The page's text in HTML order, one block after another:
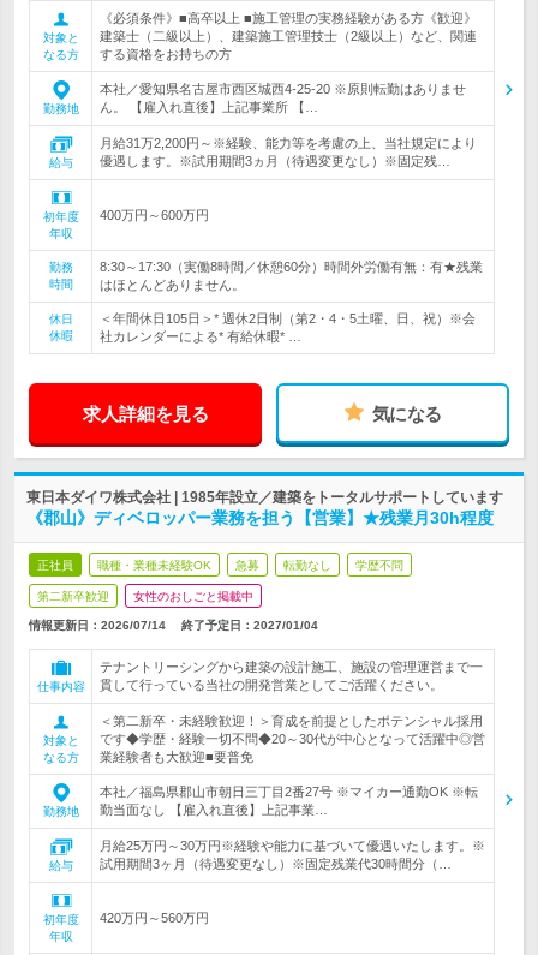
対象と
なる方
《必須条件》■高卒以上 ■施工管理の実務経験がある方《歓迎》
建築士（二級以上）、建築施工管理技士（2級以上）など、関連
する資格をお持ちの方
勤務地
本社／愛知県名古屋市西区城西4-25-20 ※原則転勤はありませ
ん。 【雇入れ直後】上記事業所 【…
給与
月給31万2,200円～※経験、能力等を考慮の上、当社規定により
優遇します。※試用期間3ヵ月（待遇変更なし）※固定残…
初年度
年収
400万円～600万円
勤務
時間
8:30～17:30（実働8時間／休憩60分）時間外労働有無：有★残業
はほとんどありません。
休日
休暇
＜年間休日105日＞* 週休2日制（第2・4・5土曜、日、祝）※会
社カレンダーによる* 有給休暇* …
求人詳細を見る 気になる
東日本ダイワ株式会社 | 1985年設立／建築をトータルサポートしています
《郡山》ディベロッパー業務を担う【営業】★残業月30h程度
正社員 職種・業種未経験OK 急募 転勤なし 学歴不問
第二新卒歓迎 女性のおしごと掲載中
情報更新日：2026/07/14 終了予定日： 2027/01/04
仕事内容
テナントリーシングから建築の設計施工、施設の管理運営まで一
貫して行っている当社の開発営業としてご活躍ください。
対象と
なる方
＜第二新卒・未経験歓迎！＞育成を前提としたポテンシャル採用
です◆学歴・経験一切不問◆20～30代が中心となって活躍中◎営
業経験者も大歓迎■要普免
勤務地
本社／福島県郡山市朝日三丁目2番27号 ※マイカー通勤OK ※転
勤当面なし 【雇入れ直後】上記事業…
給与
月給25万円～30万円※経験や能力に基づいて優遇いたします。※
試用期間3ヶ月（待遇変更なし）※固定残業代30時間分（…
初年度
年収
420万円～560万円